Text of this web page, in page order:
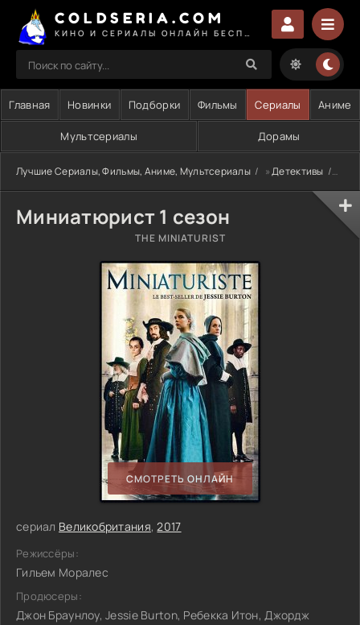
COLDSERIA.COM
Главная Новинки Подборки Фильмы Сериалы Аниме
Мультсериалы Дорамы
Лучшие Сериалы, Фильмы, Аниме, Мультсериалы »Детективы »
Миниатюрист 1 сезон
THE MINIATURIST
СМОТРЕТЬ ОНЛАЙН
сериал Великобритания,2017
Режиссёры:
Гильем Моралес
Продюсеры:
Джон Браунлоу, Jessie Burton, Ребекка Итон, Джордж